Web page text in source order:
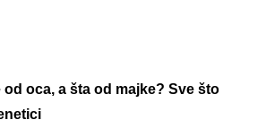
oca, a šta od majke? Sve što